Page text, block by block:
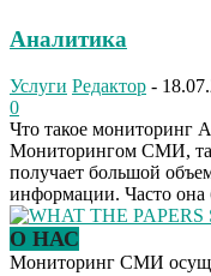
Аналитика
Услуги Редактор -
0
Что такое мониторинг
Мониторингом СМИ, так
получает большой
информации. Часто она
О НАС
Мониторинг СМИ